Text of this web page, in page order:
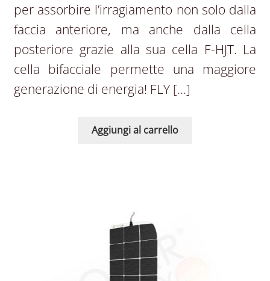
per assorbire l’irragiamento non solo dalla
faccia anteriore, ma anche dalla cella
posteriore grazie alla sua cella F-HJT. La
cella bifacciale permette una maggiore
generazione di energia! FLY […]
Aggiungi al carrello